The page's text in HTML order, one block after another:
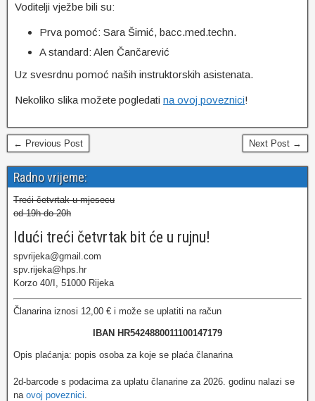
Voditelji vježbe bili su:
Prva pomoć: Sara Šimić, bacc.med.techn.
A standard: Alen Čančarević
Uz svesrdnu pomoć naših instruktorskih asistenata.
Nekoliko slika možete pogledati na ovoj poveznici!
← Previous Post Next Post →
Radno vrijeme:
Treći četvrtak u mjesecu
od 19h do 20h
Idući treći četvrtak bit će u rujnu!
spvrijeka@gmail.com
spv.rijeka@hps.hr
Korzo 40/I, 51000 Rijeka
Članarina iznosi 12,00 € i može se uplatiti na račun
IBAN HR5424880011100147179
Opis plaćanja: popis osoba za koje se plaća članarina
2d-barcode s podacima za uplatu članarine za 2026. godinu nalazi se
na ovoj poveznici